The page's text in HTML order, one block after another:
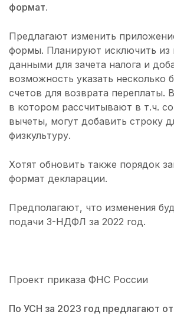
формат.
Предлагают изменить
формы. Планируют исключить из
данными для зачета налога и
возможность указать несколько
счетов для возврата переплаты.
в котором рассчитывают в т.ч.
вычеты, могут добавить строку
физкультуру.
Хотят обновить также порядок
формат декларации.
Предполагают, что изменения
подачи 3-НДФЛ за 2022 год.
Проект приказа ФНС России
По УСН за 2023 год предлагают